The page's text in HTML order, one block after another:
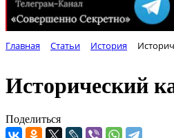
Главная Статьи История
Исторический
Поделиться